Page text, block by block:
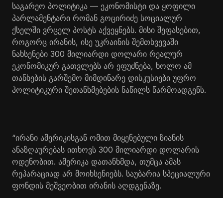
საგარეო პოლიტიკა — ეკონომისტი და ყოფილი
პარლამენტარი რომან გოცირიძე სოციალურ
ქსელში ვრცელ პოსტს აქვეყნებს. მისი შეფასებით,
როგორც ირანის, ისე უკრაინის შემთხვევაში
ნახსენები 300 მილიარდი დოლარი რეალურ
ეკონომიკურ გათვლებს არ ეფუძნება, ხოლო ამ
თანხების გარშემო მიმდინარე დისკუსიები უფრო
პოლიტიკური შეთანხმებების ნაწილს წარმოადგენს.
“ირანი ამერიკისგან ომით მიყენებული ზიანის
ანაზღაურებას ითხოვს 300 მილიარდი დოლარის
ოდენობით. ამერიკა დათანხმდა, თუმცა ამას
რეპარაციად არ მოიხსენიებს. საუბარია სპეციალური
ფონდის მეშვეობით ირანის აღდგენაზე.